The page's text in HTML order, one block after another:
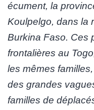
écument, la
Koulpelgo, dans la
Burkina Faso. Ces
frontalières au
les mêmes familles,
des grandes
familles de